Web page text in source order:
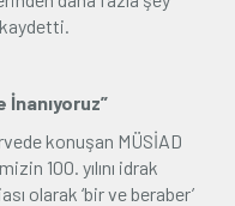
İnanıyoruz”
konuşan MÜSİAD
100. yılını idrak
olarak ‘bir ve beraber’